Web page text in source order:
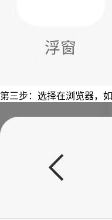
第三步：选择在浏览器，